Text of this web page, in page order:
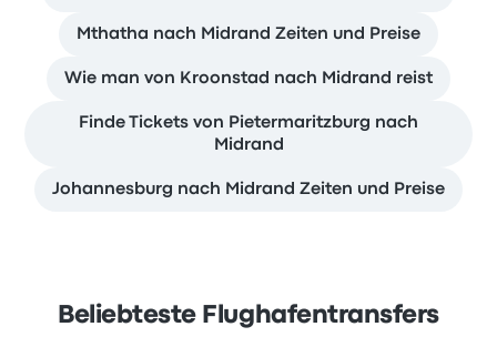
Mthatha nach Midrand Zeiten und Preise
Wie man von Kroonstad nach Midrand reist
Finde Tickets von Pietermaritzburg nach
Midrand
Johannesburg nach Midrand Zeiten und Preise
Beliebteste Flughafentransfers